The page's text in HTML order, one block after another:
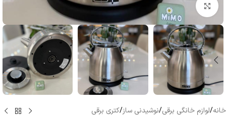
بزرگنمایی تصویر
خانه/لوازم خانگی برقی/نوشیدنی ساز/کتری برقی